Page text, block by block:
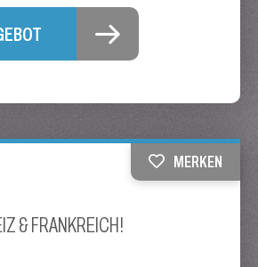
MERKEN
& FRANKREICH!